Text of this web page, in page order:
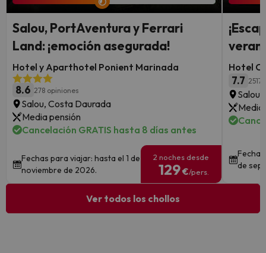
Salou, PortAventura y Ferrari
Land: ¡emoción asegurada!
Hotel y Aparthotel Ponient Marinada
8.6 278 opiniones
Salou, Costa Daurada
Media pensión
Cancelación GRATIS hasta 8 días antes
Fechas para viajar: hasta el 1 de
noviembre de 2026.
2 noches desde
129€/pers.
Hotel
7.7 2517
Media
de
Ver todos los chollos